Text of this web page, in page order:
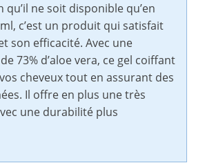
qu’il ne soit disponible qu’en
c’est un produit qui satisfait
son efficacité. Avec une
73% d’aloe vera, ce gel coiffant
cheveux tout en assurant des
Il offre en plus une très
une durabilité plus